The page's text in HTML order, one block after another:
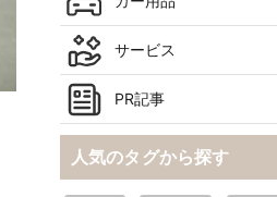
サービス
PR記事
人気のタグから探す